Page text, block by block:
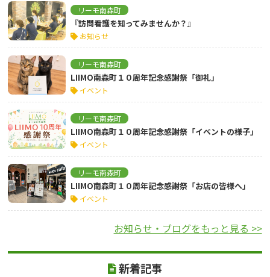
リーモ南森町
『訪問看護を知ってみませんか？』
お知らせ
リーモ南森町
LIIMO南森町１０周年記念感謝祭「御礼」
イベント
リーモ南森町
LIIMO南森町１０周年記念感謝祭「イベントの様子」
イベント
リーモ南森町
LIIMO南森町１０周年記念感謝祭「お店の皆様へ」
イベント
お知らせ・ブログをもっと見る >>
新着記事